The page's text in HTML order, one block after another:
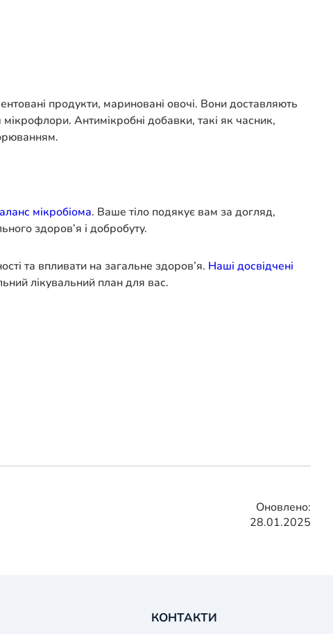
продукти, мариновані овочі. Вони доставляють
Антимікробні добавки, такі як часник,
мікробіома. Ваше тіло подякує вам за догляд,
здоров’я і добробуту.
та впливати на загальне здоров’я. Наші досвідчені
лікувальний план для вас.
Оновлено:
28.01.2025
КОНТАКТИ